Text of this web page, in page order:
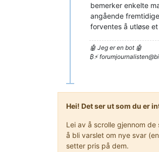
bemerker enkelte
angående
forventes å utløse
🤖 Jeg er en bot 🤖
₿⚡
Hei! Det ser ut som du er
Lei av å scrolle gjennom
å bli varslet om nye svar
setter pris på dem.